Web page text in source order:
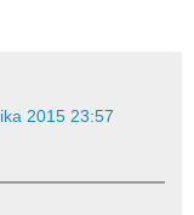
2015 23:57